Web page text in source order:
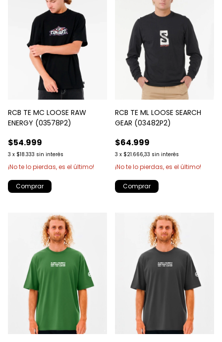
RCB TE MC LOOSE RAW
ENERGY (03578P2)
$54.999
3 x $18.333 sin interés
¡No te lo pierdas, es el último!
Comprar
RCB TE ML LOOSE SEARCH
GEAR (03482P2)
$64.999
3 x $21.666,33 sin interés
¡No te lo pierdas, es el último!
Comprar